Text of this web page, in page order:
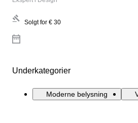
Solgt for € 30
Underkategorier
Moderne belysning